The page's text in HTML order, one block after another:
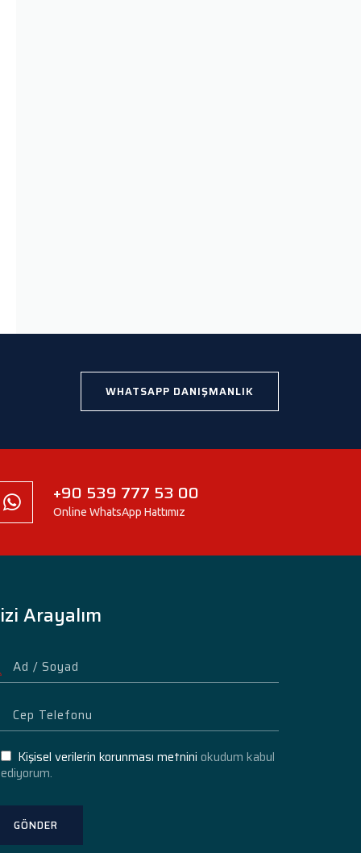
WHATSAPP DANIŞMANLIK
+90 539 777 53 00
Online WhatsApp Hattımız
Arayalım
Kişisel verilerin korunması metnini okudum kabul
ediyorum.